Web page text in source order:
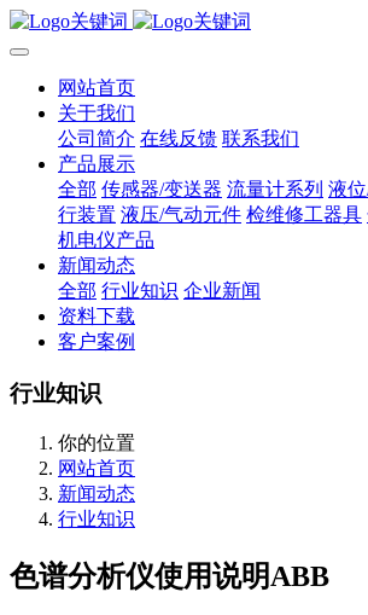
网站首页
关于我们
公司简介 在线反馈 联系我们
产品展示
全部 传感器/变送器 流量计系列 液
行装置 液压/气动元件 检维修工器具
机电仪产品
新闻动态
全部 行业知识 企业新闻
资料下载
客户案例
行业知识
你的位置
网站首页
新闻动态
行业知识
色谱分析仪使用说明ABB